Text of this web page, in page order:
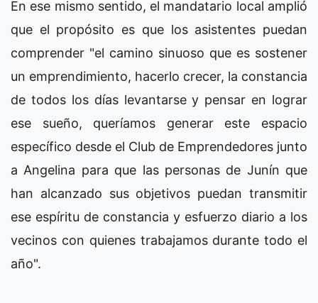
En ese mismo sentido, el mandatario local amplió
que el propósito es que los asistentes puedan
comprender "el camino sinuoso que es sostener
un emprendimiento, hacerlo crecer, la constancia
de todos los días levantarse y pensar en lograr
ese sueño, queríamos generar este espacio
específico desde el Club de Emprendedores junto
a Angelina para que las personas de Junín que
han alcanzado sus objetivos puedan transmitir
ese espíritu de constancia y esfuerzo diario a los
vecinos con quienes trabajamos durante todo el
año".